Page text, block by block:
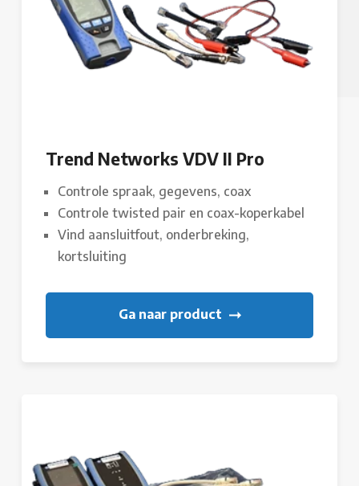
Trend Networks VDV II Pro
Controle spraak, gegevens, coax
Controle twisted pair en coax-koperkabel
Vind aansluitfout, onderbreking,
kortsluiting
Ga naar product